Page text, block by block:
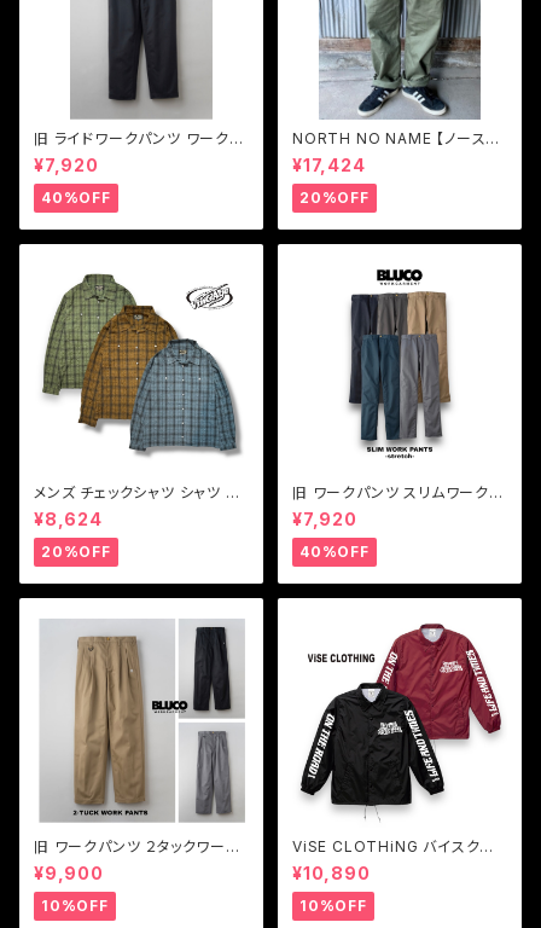
旧 ライドワークパンツ ワークパ
ンツストレッチ BLUCO【ブル
コ】RIDE WORK PANTS -str
etch- 0066
¥7,920
40%OFF
NORTH NO NAME 【ノースノ
ーネーム】ユーティリティ トラウ
ザーズパンツ
¥17,424
20%OFF
メンズ チェックシャツ シャツ ブ
ルー ブラウン グリーン Vin & A
ge ヴィンアンドエイジ LIGHT
FABRIC SHIRT(TYPE VSL6)
¥8,624
20%OFF
旧 ワークパンツ スリムワークパ
ンツ ワークパンツストレッチ BL
UCO【ブルコ】旧SLIM WORK
PANTS-STRETCH 0063E
¥7,920
40%OFF
旧 ワークパンツ ２タックワーク
パンツ メンズパンツ BLUCO
【ブルコ】旧 2-TUCK WORK P
ANTS
¥9,900
10%OFF
ViSE CLOTHiNG バイスクロ
ージング コーチジャケット メン
ズ Z-CFFV Nylon Coach Ja
cket
¥10,890
10%OFF